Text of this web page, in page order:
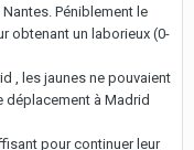
Péniblement le
obtenant un laborieux (0-
, les jaunes ne pouvaient
déplacement à Madrid
pour continuer leur